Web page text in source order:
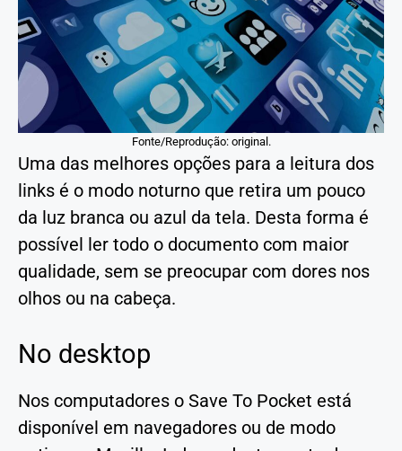
Fonte/Reprodução: original.
Uma das melhores opções para a leitura dos
links é o modo noturno que retira um pouco
da luz branca ou azul da tela. Desta forma é
possível ler todo o documento com maior
qualidade, sem se preocupar com dores nos
olhos ou na cabeça.
No desktop
Nos computadores o Save To Pocket está
disponível em navegadores ou de modo